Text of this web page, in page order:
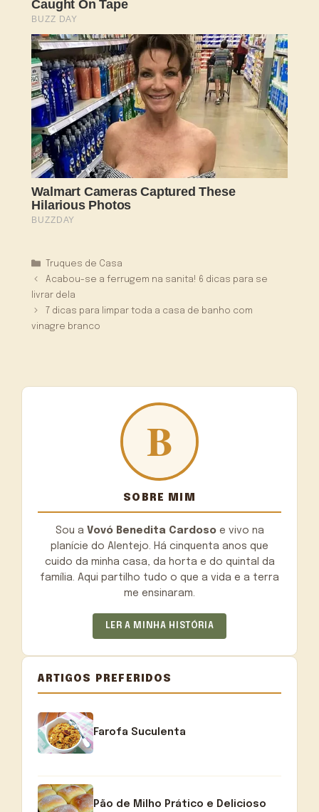
Categorias
Truques de Casa
Acabou-se a ferrugem na sanita! 6 dicas para se
livrar dela
7 dicas para limpar toda a casa de banho com
vinagre branco
SOBRE MIM
Sou a Vovó Benedita Cardosoe vivo na
planície do Alentejo. Há cinquenta anos que
cuido da minha casa, da horta e do quintal da
família. Aqui partilho tudo o que a vida e a terra
me ensinaram.
LER A MINHA HISTÓRIA
ARTIGOS PREFERIDOS
Farofa Suculenta
Pão de Milho Prático e Delicioso